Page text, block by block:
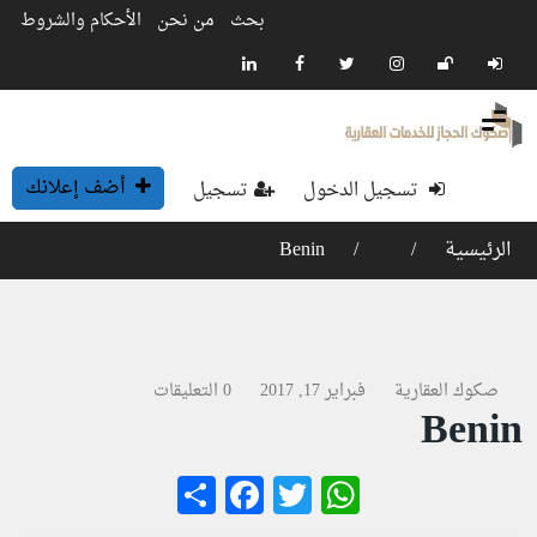
بحث من نحن الأحكام والشروط
تسجيل الدخول تسجيل
أضف إعلانك
الرئيسية
Benin
صكوك العقارية فبراير 17, 2017 0 التعليقات
Benin
WhatsApp
Twitter
Facebook